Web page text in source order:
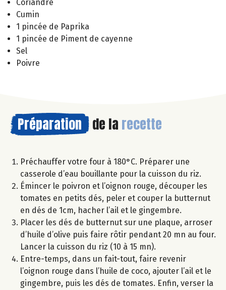
Coriandre
Cumin
1 pincée de Paprika
1 pincée de Piment de cayenne
Sel
Poivre
Préparation de la recette
Préchauffer votre four à 180°C. Préparer une
casserole d’eau bouillante pour la cuisson du riz.
Émincer le poivron et l’oignon rouge, découper les
tomates en petits dés, peler et couper la butternut
en dés de 1cm, hacher l’ail et le gingembre.
Placer les dés de butternut sur une plaque, arroser
d’huile d’olive puis faire rôtir pendant 20 mn au four.
Lancer la cuisson du riz (10 à 15 mn).
Entre-temps, dans un fait-tout, faire revenir
l’oignon rouge dans l’huile de coco, ajouter l’ail et le
gingembre, puis les dés de tomates. Enfin, verser la